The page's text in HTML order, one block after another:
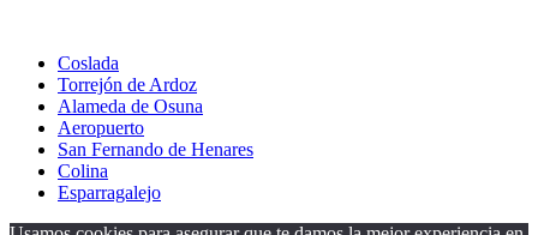
Coslada
Torrejón de Ardoz
Alameda de Osuna
Aeropuerto
San Fernando de Henares
Colina
Esparragalejo